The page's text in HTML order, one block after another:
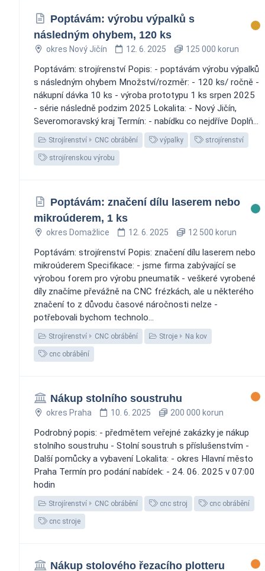
Poptávám: výrobu výpalků s
následným ohybem, 120 ks
okres Nový Jičín 12. 6. 2025 125 000 korun
Poptávám: strojírenství Popis: - poptávám výrobu výpalků
s následným ohybem Množství/rozměr: - 120 ks/ ročně -
nákupní dávka 10 ks - výroba prototypu 1 ks srpen 2025
- série následně podzim 2025 Lokalita: - Nový Jičín,
Severomoravský kraj Termín: - nabídku co nejdříve Doplň...
Strojírenství CNC obrábění výpalky strojírenství
strojírenskou výrobu
Poptávám: značení dílu laserem nebo
mikroúderem, 1 ks
okres Domažlice 12. 6. 2025 12 500 korun
Poptávám: strojírenství Popis: značení dílu laserem nebo
mikroúderem Specifikace: - jsme firma zabývající se
výrobou forem pro výrobu pneumatik - veškeré vyrobené
díly značíme převážně na CNC frézkách, ale u některého
značení to z důvodu časové náročnosti nelze -
potřebovali bychom technolo...
Strojírenství CNC obrábění Stroje Na kov
cnc obrábění
Nákup stolního soustruhu
okres Praha 10. 6. 2025 200 000 korun
Podrobný popis: - předmětem veřejné zakázky je nákup
stolního soustruhu - Stolní soustruh s příslušenstvím -
Další pomůcky a vybavení Lokalita: - okres Hlavní město
Praha Termín pro podání nabídek: - 24. 06. 2025 v 07:00
hodin
Strojírenství CNC obrábění cnc stroj cnc obrábění
cnc stroje
Nákup stolového řezacího plotteru